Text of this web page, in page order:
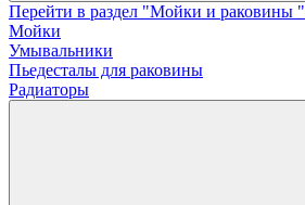
Перейти в раздел "Мойки и раковины "
Мойки
Умывальники
Пьедесталы для раковины
Радиаторы